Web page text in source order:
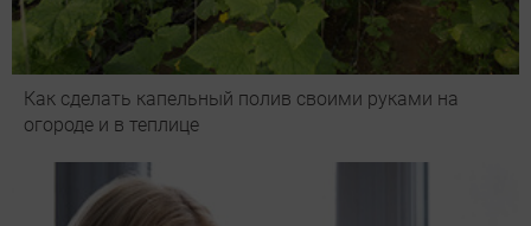
Как сделать капельный полив своими руками на
огороде и в теплице